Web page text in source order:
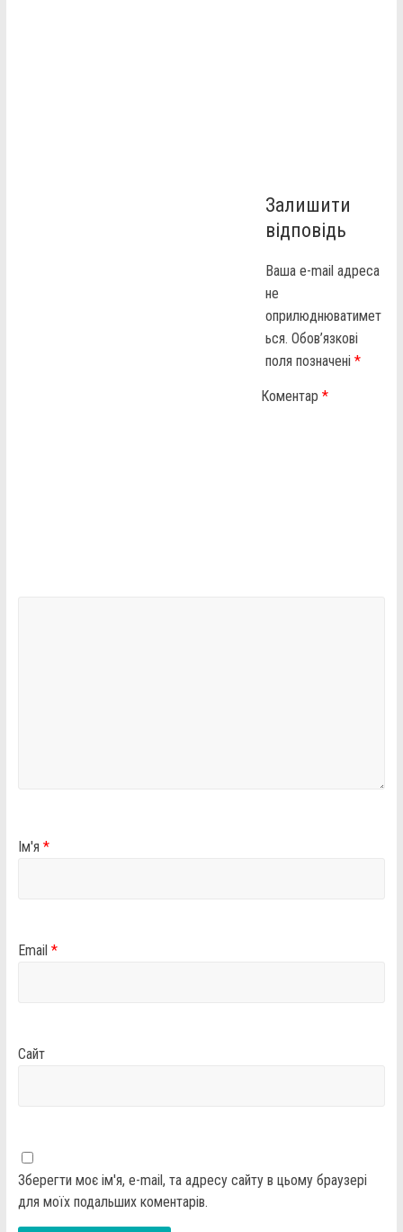
Залишити
відповідь
Ваша e-mail адреса
не
оприлюднюватимет
ься. Обов’язкові
поля позначені*
Коментар*
Ім'я *
Email *
Сайт
Зберегти моє ім'я, e-mail, та адресу сайту в цьому браузері
для моїх подальших коментарів.